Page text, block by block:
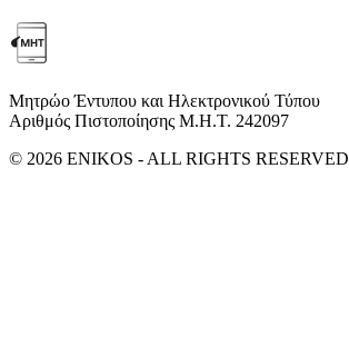
Μητρώο Έντυπου και Ηλεκτρονικού Τύπου
Αριθμός Πιστοποίησης Μ.Η.Τ. 242097
© 2026 ENIKOS - ALL RIGHTS RESERVED